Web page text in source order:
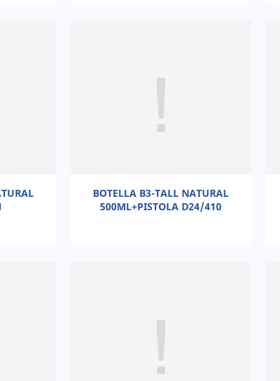
BOTELLA B3-TALL NATURAL
500ML+PISTOLA D24/410